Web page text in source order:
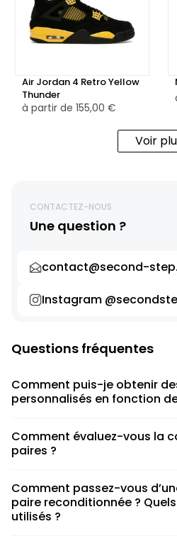
Air Jordan 4 Retro Yellow
Thunder
à partir de 155,00 €
Voir
CONTACTEZ-NOUS
Une question ?
contact@second-
Instagram
Questions fréquentes
Comment puis-je obtenir
personnalisés en fonction
pour déterminer la taille
en dessous, au-dessus ou
Comment évaluez-vous la
paires ?
défauts spécifiques de chaque
Comment passez-vous
paire reconditionnée ?
utilisés ?